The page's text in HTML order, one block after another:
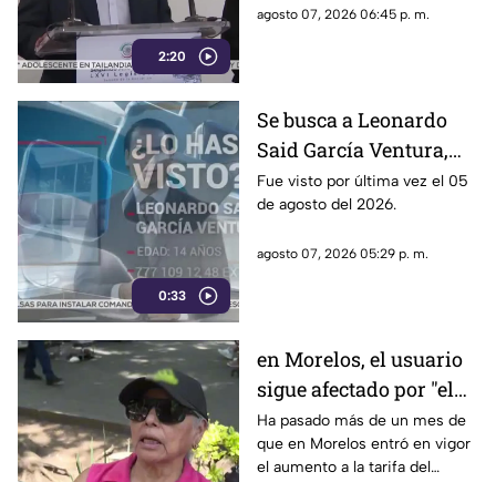
2:20
políticos ha sido cuestionado
entre ellos Rubén Rocha y
Enrique Inzunza.
agosto 07, 2026 06:45 p. m.
0:33
Se busca a Leonardo
Said García Ventura,
desaparecido en
Cuernavaca
Fue visto por última vez el 05
de agosto del 2026.
agosto 07, 2026 05:29 p. m.
en Morelos, el usuario
sigue afectado por "el
tarifazo"
Ha pasado más de un mes de
que en Morelos entró en vigor
el aumento a la tarifa del